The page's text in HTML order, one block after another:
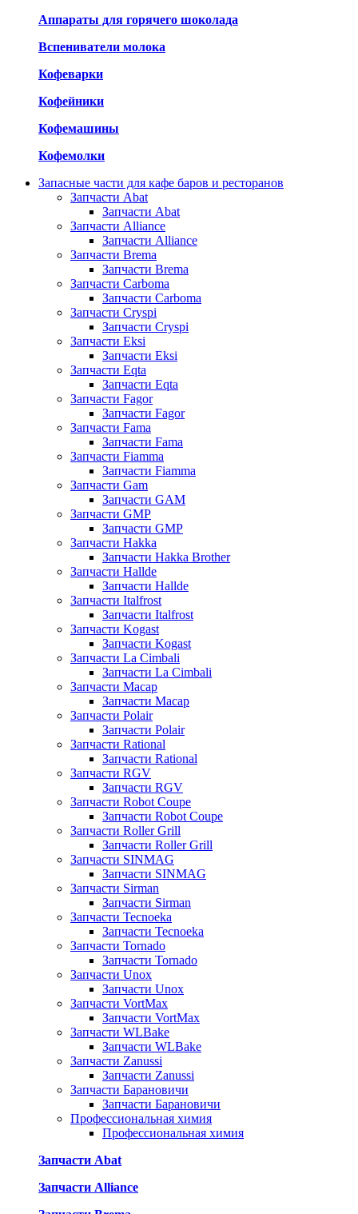
Аппараты для горячего шоколада
Вспениватели молока
Кофеварки
Кофейники
Кофемашины
Кофемолки
Запасные части для кафе баров и ресторанов
Запчасти Abat
Запчасти Abat
Запчасти Alliance
Запчасти Alliance
Запчасти Brema
Запчасти Brema
Запчасти Carboma
Запчасти Carboma
Запчасти Cryspi
Запчасти Cryspi
Запчасти Eksi
Запчасти Eksi
Запчасти Eqta
Запчасти Eqta
Запчасти Fagor
Запчасти Fagor
Запчасти Fama
Запчасти Fama
Запчасти Fiamma
Запчасти Fiamma
Запчасти Gam
Запчасти GAM
Запчасти GMP
Запчасти GMP
Запчасти Hakka
Запчасти Hakka Brother
Запчасти Hallde
Запчасти Hallde
Запчасти Italfrost
Запчасти Italfrost
Запчасти Kogast
Запчасти Kogast
Запчасти La Cimbali
Запчасти La Cimbali
Запчасти Macap
Запчасти Macap
Запчасти Polair
Запчасти Polair
Запчасти Rational
Запчасти Rational
Запчасти RGV
Запчасти RGV
Запчасти Robot Coupe
Запчасти Robot Coupe
Запчасти Roller Grill
Запчасти Roller Grill
Запчасти SINMAG
Запчасти SINMAG
Запчасти Sirman
Запчасти Sirman
Запчасти Tecnoeka
Запчасти Tecnoeka
Запчасти Tornado
Запчасти Tornado
Запчасти Unox
Запчасти Unox
Запчасти VortMax
Запчасти VortMax
Запчасти WLBake
Запчасти WLBake
Запчасти Zanussi
Запчасти Zanussi
Запчасти Барановичи
Запчасти Барановичи
Профессиональная химия
Профессиональная химия
Запчасти Abat
Запчасти Alliance